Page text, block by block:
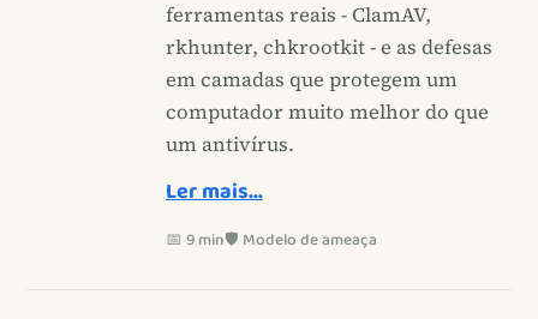
ferramentas reais - ClamAV,
rkhunter, chkrootkit - e as defesas
em camadas que protegem um
computador muito melhor do que
um antivírus.
Ler mais…
📅 9 min🛡️ Modelo de ameaça